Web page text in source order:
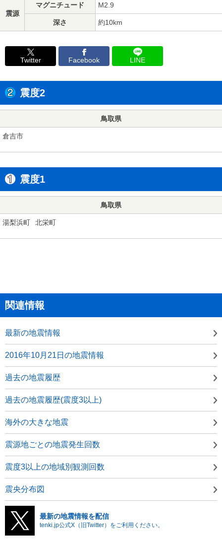
震源
マグニチュード M2.9
深さ 約10km
Twitter Facebook LINE
震度2
鳥取県
倉吉市
震度1
鳥取県
湯梨浜町 北栄町
関連情報
最新の地震情報
2016年10月21日の地震情報
過去の地震履歴
過去の地震履歴(震度3以上)
海外の大きな地震
震源地ごとの地震発生回数
震度3以上の地域別観測回数
震央分布図
最新の地震情報を配信
tenki.jp公式X（旧Twitter）をご利用ください。